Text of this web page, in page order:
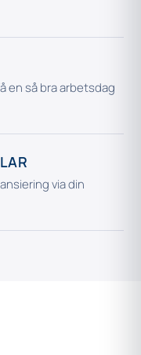
en så bra arbetsdag
via din